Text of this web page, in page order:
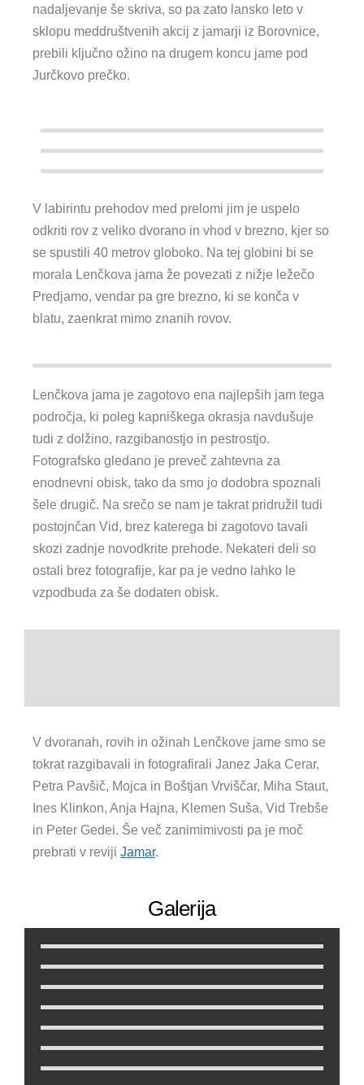
nadaljevanje še skriva, so pa zato lansko leto v
sklopu meddruštvenih akcij z jamarji iz Borovnice,
prebili ključno ožino na drugem koncu jame pod
Jurčkovo prečko.
Novi deli v labirintu pasaž in prehodov
V labirintu prehodov med prelomi jim je uspelo
odkriti rov z veliko dvorano in vhod v brezno, kjer so
se spustili 40 metrov globoko. Na tej globini bi se
morala Lenčkova jama že povezati z nižje ležečo
Predjamo, vendar pa gre brezno, ki se konča v
blatu, zaenkrat mimo znanih rovov.
Lenčkova jama je zagotovo ena najlepših jam tega
področja, ki poleg kapniškega okrasja navdušuje
tudi z dolžino, razgibanostjo in pestrostjo.
Fotografsko gledano je preveč zahtevna za
enodnevni obisk, tako da smo jo dodobra spoznali
šele drugič. Na srečo se nam je takrat pridružil tudi
postojnčan Vid, brez katerega bi zagotovo tavali
skozi zadnje novodkrite prehode. Nekateri deli so
ostali brez fotografije, kar pa je vedno lahko le
vzpodbuda za še dodaten obisk.
ravnic
V dvoranah, rovih in ožinah Lenčkove jame smo se
tokrat razgibavali in fotografirali Janez Jaka Cerar,
Petra Pavšič, Mojca in Boštjan Vrviščar, Miha Staut,
Ines Klinkon, Anja Hajna, Klemen Suša, Vid Trebše
in Peter Gedei. Še več zanimimivosti pa je moč
prebrati v reviji Jamar.
Galerija
Vhod v Lenčkovo jamo
Ojačan podor v vhodnem rovu
Po začetnem podoru se rov lepo odpre
Kamnolom
Kamnolom
Zgornja promenada
Zgornja promenada